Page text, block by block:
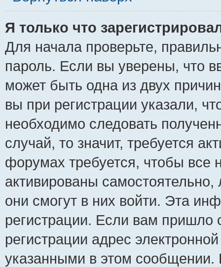
Я только что
Для начала проверьте,
пароль. Если вы уверены, что
может быть одна из двух
вы при регистрации указали,
необходимо следовать
случай, то значит, требуется
форумах требуется, чтобы все
активированы
они смогут в них войти. Эта
регистрации. Если вам
регистрации адрес
указанными в этом